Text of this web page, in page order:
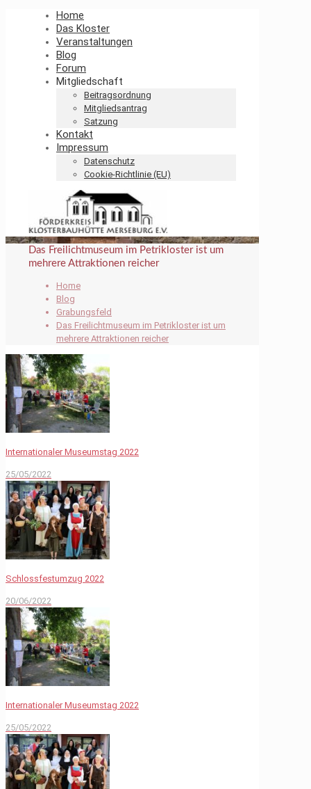
Home
Das Kloster
Veranstaltungen
Blog
Forum
Mitgliedschaft
Beitragsordnung
Mitgliedsantrag
Satzung
Kontakt
Impressum
Datenschutz
Cookie-Richtlinie (EU)
Das Freilichtmuseum im Petrikloster ist um
mehrere Attraktionen reicher
Home
Blog
Grabungsfeld
Das Freilichtmuseum im Petrikloster ist um
mehrere Attraktionen reicher
Internationaler Museumstag 2022
25/05/2022
Schlossfestumzug 2022
20/06/2022
Internationaler Museumstag 2022
25/05/2022